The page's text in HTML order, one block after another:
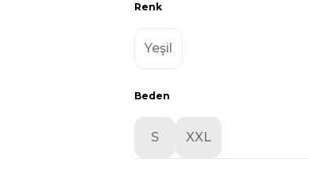
Renk
Yeşil
Beden
S XXL